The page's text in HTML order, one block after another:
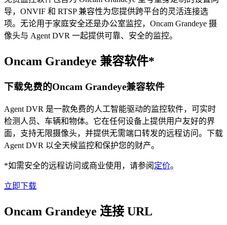
导，ONVIF 和 RTSP 兼容性为您提供跨平台的灵活连接选
项。无论用于家庭安全还是办公室监控，Oncam Grandeye 摄
像头与 Agent DVR 一起提供可靠、安全的监控。
Oncam Grandeye 兼容软件*
下载免费的Oncam Grandeye兼容软件
Agent DVR 是一款免费的人工智能驱动的监控软件，可实时
检测人员、车辆和物体。它在任何设备上提供用户友好的界
面，支持无限摄像头，并提供无需端口转发的远程访问。下载
Agent DVR 以全天候监控和保护您的财产。
*如需安全的远程访问或商业使用，请参阅 定价。
立即下载
Oncam Grandeye 连接 URL